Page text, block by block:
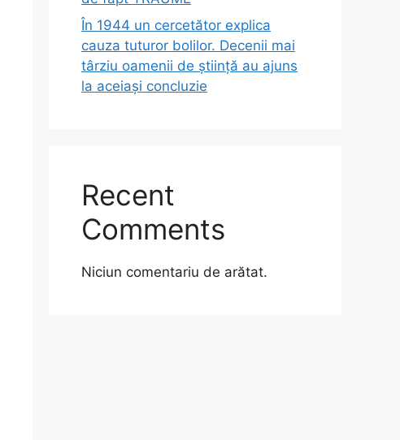
În 1944 un cercetător explica
cauza tuturor bolilor. Decenii mai
târziu oamenii de știință au ajuns
la aceiași concluzie
Recent
Comments
Niciun comentariu de arătat.